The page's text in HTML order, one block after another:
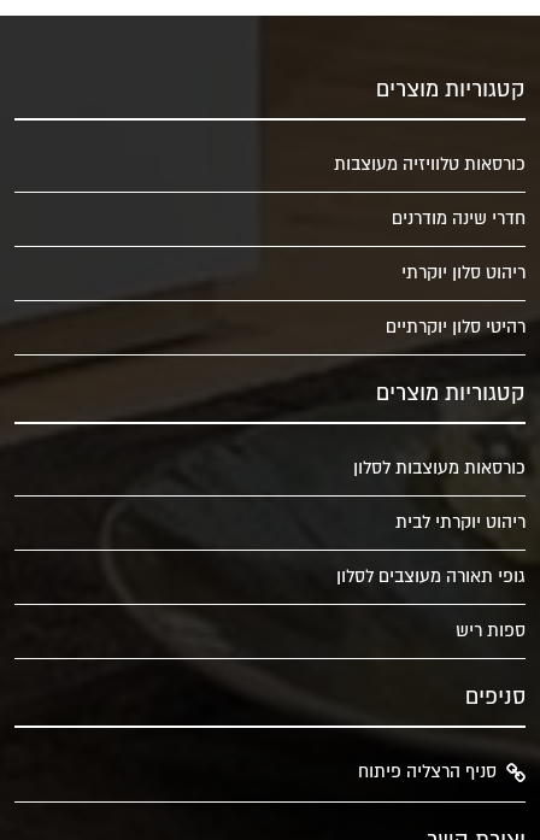
קטגוריות מוצרים
כורסאות טלוויזיה מעוצבות
חדרי שינה מודרנים
ריהוט סלון יוקרתי
רהיטי סלון יוקרתיים
קטגוריות מוצרים
כורסאות מעוצבות לסלון
ריהוט יוקרתי לבית
גופי תאורה מעוצבים לסלון
ספות ריש
סניפים
סניף הרצליה פיתוח